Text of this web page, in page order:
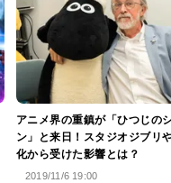
アニメ界の重鎮が「ひつじの
ン」と来日！スタジオジブリ
化から受けた影響とは？
2019/11/6 19:00